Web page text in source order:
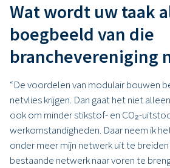
Wat wordt uw taak
boegbeeld van die
branchevereniging
“De voordelen van modulair bouwen
netvlies krijgen. Dan gaat het niet
ook om minder stikstof- en CO₂-
werkomstandigheden. Daar neem ik
onder meer mijn netwerk uit te breiden
bestaande netwerk naar voren te